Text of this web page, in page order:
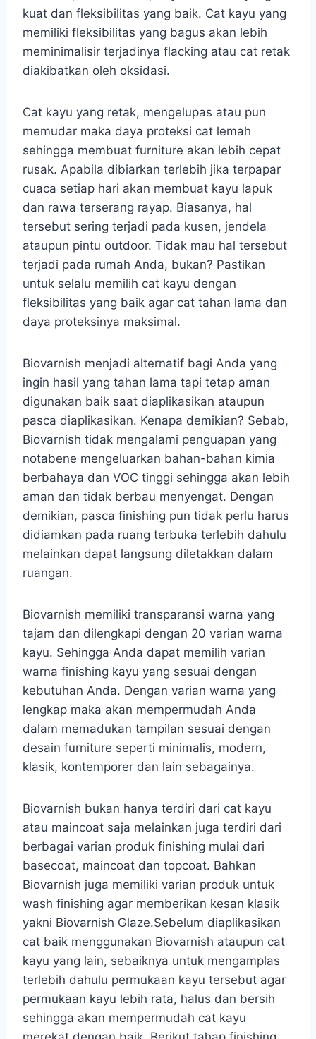
kuat dan fleksibilitas yang baik. Cat kayu yang
memiliki fleksibilitas yang bagus akan lebih
meminimalisir terjadinya flacking atau cat retak
diakibatkan oleh oksidasi.
Cat kayu yang retak, mengelupas atau pun
memudar maka daya proteksi cat lemah
sehingga membuat furniture akan lebih cepat
rusak. Apabila dibiarkan terlebih jika terpapar
cuaca setiap hari akan membuat kayu lapuk
dan rawa terserang rayap. Biasanya, hal
tersebut sering terjadi pada kusen, jendela
ataupun pintu outdoor. Tidak mau hal tersebut
terjadi pada rumah Anda, bukan? Pastikan
untuk selalu memilih cat kayu dengan
fleksibilitas yang baik agar cat tahan lama dan
daya proteksinya maksimal.
Biovarnish menjadi alternatif bagi Anda yang
ingin hasil yang tahan lama tapi tetap aman
digunakan baik saat diaplikasikan ataupun
pasca diaplikasikan. Kenapa demikian? Sebab,
Biovarnish tidak mengalami penguapan yang
notabene mengeluarkan bahan-bahan kimia
berbahaya dan VOC tinggi sehingga akan lebih
aman dan tidak berbau menyengat. Dengan
demikian, pasca finishing pun tidak perlu harus
didiamkan pada ruang terbuka terlebih dahulu
melainkan dapat langsung diletakkan dalam
ruangan.
Biovarnish memiliki transparansi warna yang
tajam dan dilengkapi dengan 20 varian warna
kayu. Sehingga Anda dapat memilih varian
warna finishing kayu yang sesuai dengan
kebutuhan Anda. Dengan varian warna yang
lengkap maka akan mempermudah Anda
dalam memadukan tampilan sesuai dengan
desain furniture seperti minimalis, modern,
klasik, kontemporer dan lain sebagainya.
Biovarnish bukan hanya terdiri dari cat kayu
atau maincoat saja melainkan juga terdiri dari
berbagai varian produk finishing mulai dari
basecoat, maincoat dan topcoat. Bahkan
Biovarnish juga memiliki varian produk untuk
wash finishing agar memberikan kesan klasik
yakni Biovarnish Glaze.Sebelum diaplikasikan
cat baik menggunakan Biovarnish ataupun cat
kayu yang lain, sebaiknya untuk mengamplas
terlebih dahulu permukaan kayu tersebut agar
permukaan kayu lebih rata, halus dan bersih
sehingga akan mempermudah cat kayu